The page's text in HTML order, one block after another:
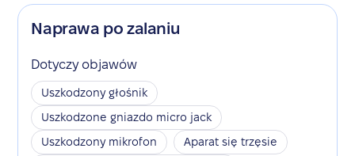
Naprawa po zalaniu
Dotyczy objawów
Uszkodzony głośnik
Uszkodzone gniazdo micro jack
Uszkodzony mikrofon
Aparat się trzęsie